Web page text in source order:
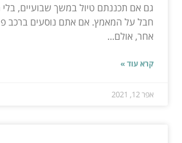
גם אם תכננתם טיול במשך שבועיים,
חבל על המאמץ. אם אתם נוסעים ברכב
אחר, אולם...
קרא עוד »
אפר 12, 2021